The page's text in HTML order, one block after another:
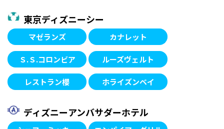
東京ディズニーシー
マゼランズ カナレット
Ｓ.Ｓ.コロンビア ルーズヴェルト
レストラン櫻 ホライズンベイ
ディズニーアンバサダーホテル